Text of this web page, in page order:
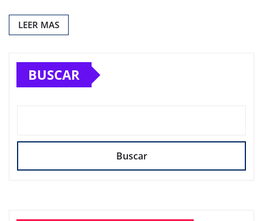
LEER MAS
BUSCAR
Buscar